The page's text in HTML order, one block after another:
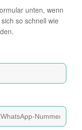
unten, wenn
so schnell wie